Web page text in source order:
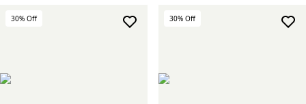
30% Off 30% Off